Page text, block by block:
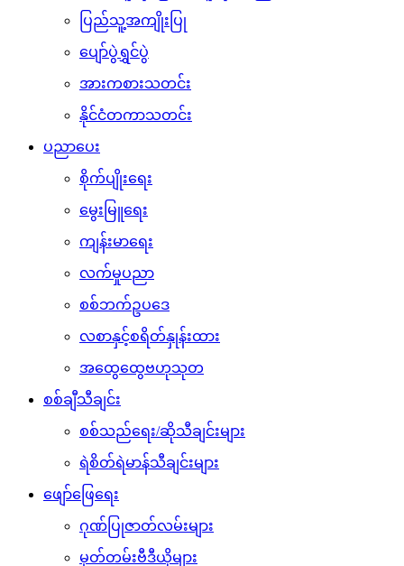
ပြည်သူ့အကျိုးပြု
ပျော်ပွဲရွှင်ပွဲ
အားကစားသတင်း
နိုင်ငံတကာသတင်း
ပညာပေး
စိုက်ပျိုးရေး
မွေးမြူရေး
ကျန်းမာရေး
လက်မှုပညာ
စစ်ဘက်ဥပဒေ
လစာနှင့်စရိတ်နှုန်းထား
အထွေထွေဗဟုသုတ
စစ်ချီသီချင်း
စစ်သည်ရေး/ဆိုသီချင်းများ
ရဲစိတ်ရဲမာန်သီချင်းများ
ဖျော်ဖြေရေး
ဂုဏ်ပြုဇာတ်လမ်းများ
မှတ်တမ်းဗီဒီယိုများ